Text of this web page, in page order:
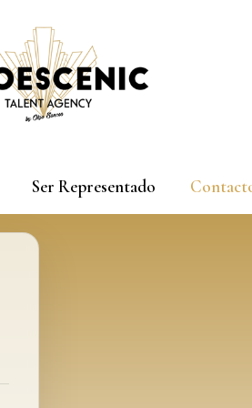
Ser Representado